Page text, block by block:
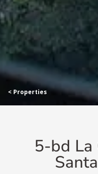
< Properties
5-bd La